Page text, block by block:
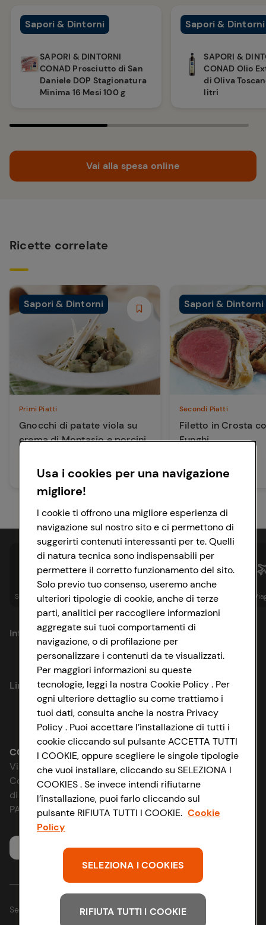
Sapori & Dintorni
SAPORI & DINTORNI
CONAD Prosciutto di San
Daniele DOP Stagionatura
Minima 16 Mesi 100 g
Sapori & Dintorni
SAPORI &
CONAD Olio
di Oliva
litri
Vai alla spesa online
Ricette correlate
Sapori & Dintorni
Primi Piatti
Gnocchi di patate viola su
crema di Montasio e porcini
40 min Media
Sapori & Dintorni
Secondi Piatti
Filetto in Crosta
Funghi
90 min Facile
Spesa online Assicurazioni Sapori& Istituzionale
Informazioni
Privacy Policy
Cookie Policy
Impostazioni Cookie
Accessibilità
D&I e Parità di Genere
Strategia Fiscale
Link utili
Lavora con noi
Le cooperative
News & Approfondimenti
Richiami prodotto
Whistleblowing
CONAD SOCIETÀ COOPERATIVA
Via Michelino, 59 | 40127 BOLOGNA
Codice Fiscale e Registro Imprese
di Bologna 00865960157
PARTITA IVA 03320960374
Servizio clienti
Seguici sui Social:
Usa i cookies per una navigazione
migliore!
I cookie ti offrono una migliore esperienza di
navigazione sul nostro sito e ci permettono di
suggerirti contenuti interessanti per te. Quelli
di natura tecnica sono indispensabili per
permettere il corretto funzionamento del sito.
Solo previo tuo consenso, useremo anche
ulteriori tipologie di cookie, anche di terze
parti, analitici per raccogliere informazioni
aggregate sui tuoi comportamenti di
navigazione, o di profilazione per
personalizzare i contenuti da te visualizzati.
Per maggiori informazioni su queste
tecnologie, leggi la nostra Cookie Policy . Per
ogni ulteriore dettaglio su come trattiamo i
tuoi dati, consulta anche la nostra Privacy
Policy . Puoi accettare l’installazione di tutti i
cookie cliccando sul pulsante ACCETTA TUTTI
I COOKIE, oppure scegliere le singole tipologie
che vuoi installare, cliccando su SELEZIONA I
COOKIES . Se invece intendi rifiutarne
l’installazione, puoi farlo cliccando sul
pulsante RIFIUTA TUTTI I COOKIE. Cookie
Policy
SELEZIONA I COOKIES
RIFIUTA TUTTI I COOKIE